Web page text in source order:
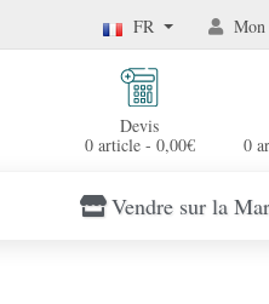
FR Mon
Devis
0 article - 0,00€
0
Vendre sur la